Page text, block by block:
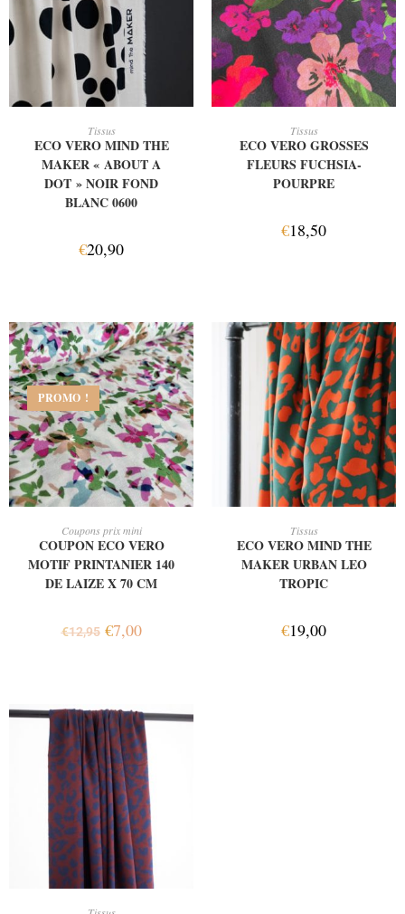
AJOUTER AU PANIER
Tissus
ECO VERO MIND THE
MAKER « ABOUT A
DOT » NOIR FOND
BLANC 0600
€20,90
AJOUTER AU PANIER
Tissus
ECO VERO GROSSES
FLEURS FUCHSIA-
POURPRE
€18,50
PROMO !
AJOUTER AU PANIER
Coupons prix mini
COUPON ECO VERO
MOTIF PRINTANIER 140
DE LAIZE X 70 CM
€12,95 €7,00
AJOUTER AU PANIER
Tissus
ECO VERO MIND THE
MAKER URBAN LEO
TROPIC
€19,00
AJOUTER AU PANIER